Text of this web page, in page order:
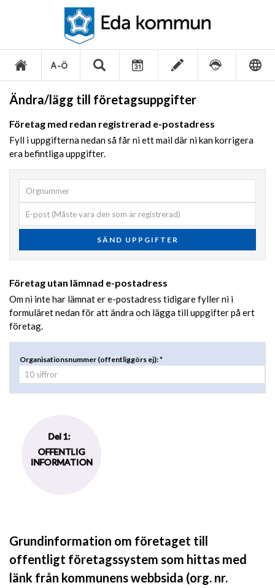
Ändra/lägg till företagsuppgifter
Företag med redan registrerad e-postadress
Fyll i uppgifterna nedan så får ni ett mail där ni kan korrigera
era befintliga uppgifter.
Företag utan lämnad e-postadress
Om ni inte har lämnat er e-postadress tidigare fyller ni i
formuläret nedan för att ändra och lägga till uppgifter på ert
företag.
Organisationsnummer (offentliggörs ej): *
Del 1:
OFFENTLIG
INFORMATION
Grundinformation om företaget till
offentligt företagssystem som hittas med
länk från kommunens webbsida (org. nr.